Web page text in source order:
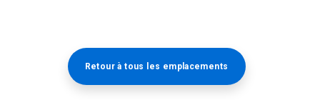
Retour à tous les emplacements​​​​​​​